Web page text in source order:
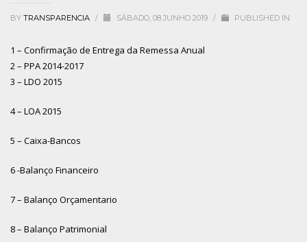
BY TRANSPARENCIA / SÁBADO, 08 JUNHO 2019 / PUBLISHED IN
1 – Confirmação de Entrega da Remessa Anual
2 – PPA 2014-2017
3 – LDO 2015
4 – LOA 2015
5 – Caixa-Bancos
6 -Balanço Financeiro
7 – Balanço Orçamentario
8 – Balanço Patrimonial